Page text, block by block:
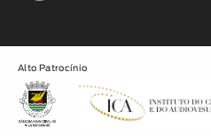
Alto Patrocínio